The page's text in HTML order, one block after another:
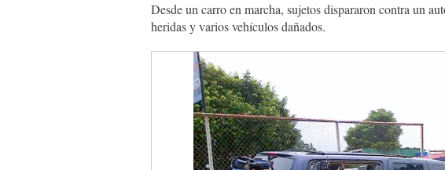
Desde un carro en marcha, sujetos dispararon contra un
heridas y varios vehículos dañados.